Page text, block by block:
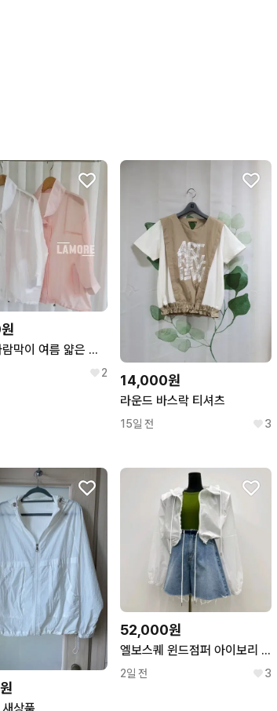
라모어 바람막이 여름 얇은 스트링 반팔 사파리 자켓
2 14,000원
라운드 바스락 티셔츠
15일 전 3
상품
52,000원
엘보스퀘 윈드점퍼 아이보리 새상품급 (가격내림)
2일 전 3